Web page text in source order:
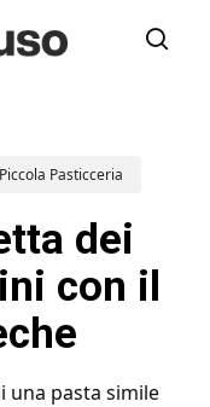
Piccola Pasticceria
dei
con il
una pasta simile